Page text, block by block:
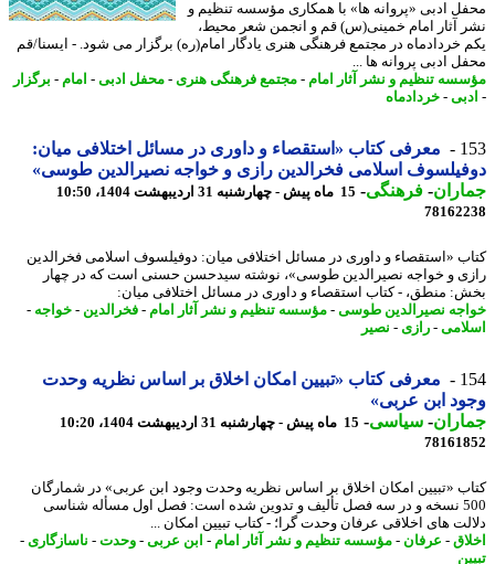
ادبی «پروانه ها» با همکاری مؤسسه تنظیم و
آثار امام خمینی(س) قم و انجمن شعر محیط،
خردادماه در مجتمع فرهنگی هنری یادگار امام(ره) برگزار می شود. - ایسنا/قم
ادبی پروانه ها ...
تنظیم و نشر آثار امام
-مجتمع فرهنگی هنری- محفل ادبی -امام -برگزار
-خردادماه
معرفی کتاب «استقصاء و داوری در مسائل اختلافی میان:
اسلامی فخرالدین رازی و خواجه نصیرالدین طوسی»
- فرهنگی-15 ماه پیش - چهارشنبه 31 اردیبهشت 1404، 10:50
«استقصاء و داوری در مسائل اختلافی میان: دوفیلسوف اسلامی فخرالدین
و خواجه نصیرالدین طوسی»، نوشته سیدحسن حسنی است که در چهار
منطق، - کتاب استقصاء و داوری در مسائل اختلافی میان:
نصیرالدین طوسی-مؤسسه تنظیم و نشر آثار امام -فخرالدین-خواجه-
-رازی - نصیر
معرفی کتاب «تبیین امکان اخلاق بر اساس نظریه وحدت
ابن عربی»
- سیاسی-15 ماه پیش - چهارشنبه 31 اردیبهشت 1404، 10:20
«تبیین امکان اخلاق بر اساس نظریه وحدت وجود ابن عربی» در شمارگان
500 نسخه و در سه فصل تألیف و تدوین شده است: فصل اول مسأله شناسی
های اخلاقی عرفان وحدت گرا؛ - کتاب تبیین امکان ...
-عرفان -مؤسسه تنظیم و نشر آثار امام -ابن عربی- وحدت-ناسازگاری-